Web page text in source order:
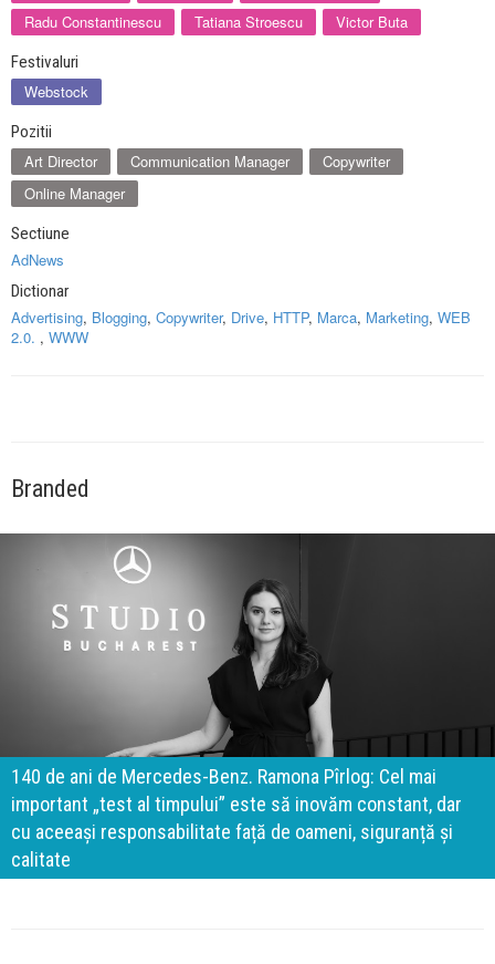
Radu Constantinescu
Tatiana Stroescu Victor Buta
Festivaluri
Webstock
Pozitii
Art Director Communication Manager
Copywriter
Online Manager
Sectiune
AdNews
Dictionar
Advertising, Blogging, Copywriter, Drive, HTTP, Marca, Marketing, WEB
2.0. , WWW
Branded
140 de ani de Mercedes-Benz. Ramona Pîrlog: Cel mai
important „test al timpului” este să inovăm constant, dar
cu aceeași responsabilitate față de oameni, siguranță și
calitate